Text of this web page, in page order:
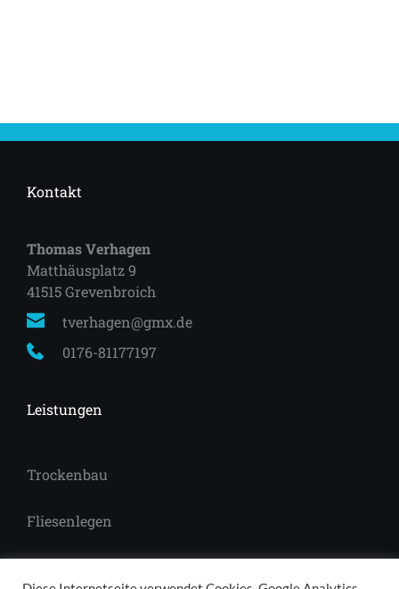
Kontakt
Thomas Verhagen
Matthäusplatz 9
41515 Grevenbroich
tverhagen@gmx.de
0176-81177197
Leistungen
Trockenbau
Fliesenlegen